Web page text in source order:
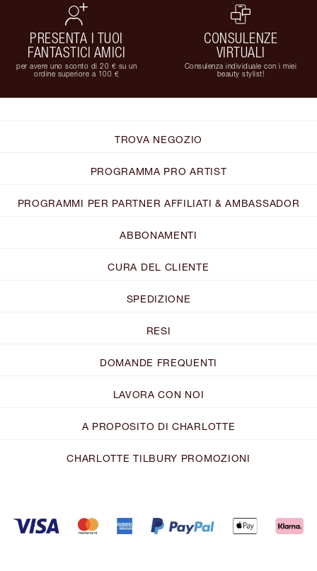
PRESENTA I TUOI
FANTASTICI AMICI
per avere uno sconto di 20 € su un
ordine superiore a 100 €
CONSULENZE
VIRTUALI
Consulenza individuale con i miei
beauty stylist!
TROVA NEGOZIO
PROGRAMMA PRO ARTIST
PROGRAMMI PER PARTNER AFFILIATI & AMBASSADOR
ABBONAMENTI
CURA DEL CLIENTE
SPEDIZIONE
RESI
DOMANDE FREQUENTI
LAVORA CON NOI
A PROPOSITO DI CHARLOTTE
CHARLOTTE TILBURY PROMOZIONI